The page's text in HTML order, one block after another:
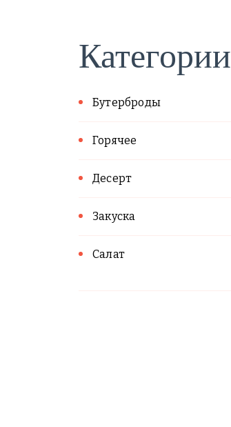
Категории
Бутерброды
Горячее
Десерт
Закуска
Салат